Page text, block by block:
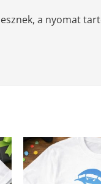
a nyomat